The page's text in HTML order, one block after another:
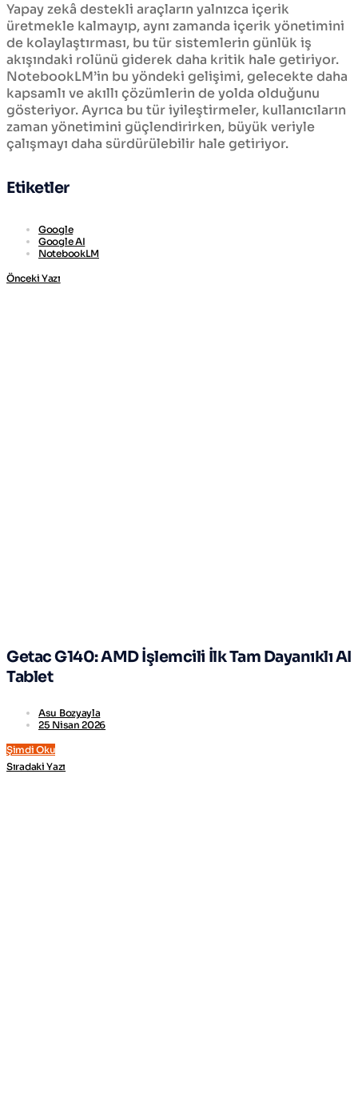
Yapay zekâ destekli araçların yalnızca içerik
üretmekle kalmayıp, aynı zamanda içerik yönetimini
de kolaylaştırması, bu tür sistemlerin günlük iş
akışındaki rolünü giderek daha kritik hale getiriyor.
NotebookLM’in bu yöndeki gelişimi, gelecekte daha
kapsamlı ve akıllı çözümlerin de yolda olduğunu
gösteriyor. Ayrıca bu tür iyileştirmeler, kullanıcıların
zaman yönetimini güçlendirirken, büyük veriyle
çalışmayı daha sürdürülebilir hale getiriyor.
Etiketler
Google
Google AI
NotebookLM
Önceki Yazı
Getac G140: AMD İşlemcili İlk Tam Dayanıklı AI
Tablet
Asu Bozyayla
25 Nisan 2026
Şimdi Oku
Sıradaki Yazı